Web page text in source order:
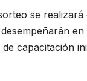
se
capacitación